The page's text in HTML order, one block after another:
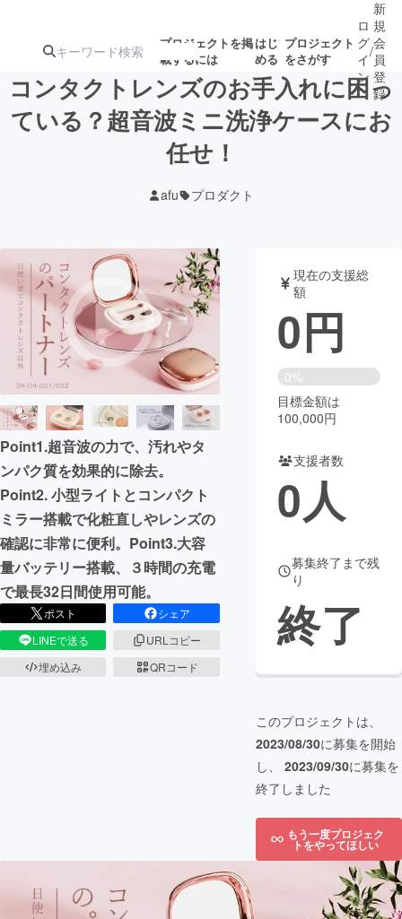
プロジェクトを掲
載するには
はじ
める
プロジェクト
をさがす
注目の新着プロ 募集終了が近いプ
テクノロジー・ガジェット
映像・映画 書籍・雑誌
ビジネス・起業 チャレンジ
まちづくり・地域活性化
CAMPFIRE for Social Good
CAMPFIRE Creation
CAMPFIREふるさと納税machi-ya コミュニティ
ロ
グ
イ
ン
/
新
規
会
員
登
録
コンタクトレンズのお手入れに困っ
ている？超音波ミニ洗浄ケースにお
任せ！
afu プロダクト
Point1.超音波の力で、汚れやタ
ンパク質を効果的に除去。
Point2. 小型ライトとコンパクト
ミラー搭載で化粧直しやレンズの
確認に非常に便利。Point3.大容
量バッテリー搭載、３時間の充電
で最長32日間使用可能。
ポスト
シェア
LINEで送る
URLコピー
埋め込み
QRコード
現在の支援総
額
0円
0%
目標金額は
100,000円
支援者数
0人
募集終了まで残
り
終了
このプロジェクトは、
2023/08/30に募集を開始
し、 2023/09/30に募集を
終了しました
もう一度プロジェク
トをやってほしい